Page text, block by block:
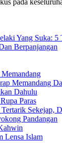
Yang Suka: 5
Berpanjangan
Memandang
Dahulu
Paras
Sekejap,
Pandangan
Lensa Islam